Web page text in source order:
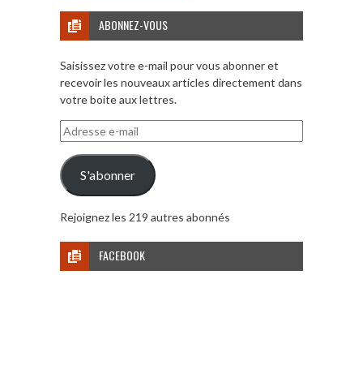
ABONNEZ-VOUS
Saisissez votre e-mail pour vous abonner et
recevoir les nouveaux articles directement dans
votre boite aux lettres.
Adresse
e-
mail
S'abonner
Rejoignez les 219 autres abonnés
FACEBOOK